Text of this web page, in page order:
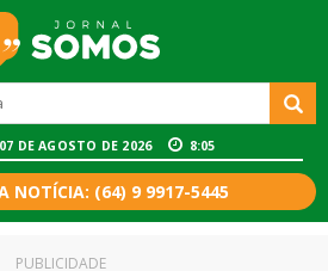
DE AGOSTO DE 2026 8:05
NOTÍCIA: (64) 9 9917-5445
PUBLICIDADE